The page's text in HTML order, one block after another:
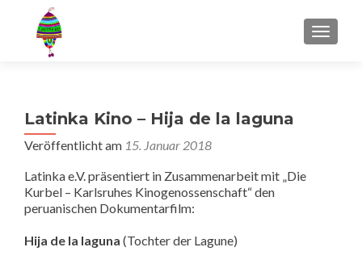
MENU
Latinka Kino – Hija de la laguna
Veröffentlicht am 15. Januar 2018
Latinka e.V. präsentiert in Zusammenarbeit mit „Die
Kurbel – Karlsruhes Kinogenossenschaft“ den
peruanischen Dokumentarfilm:
Hija de la laguna (Tochter der Lagune)